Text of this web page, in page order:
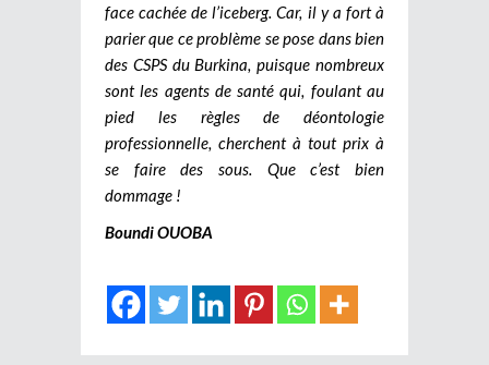
face cachée de l’iceberg. Car, il y a fort à
parier que ce problème se pose dans bien
des CSPS du Burkina, puisque nombreux
sont les agents de santé qui, foulant au
pied les règles de déontologie
professionnelle, cherchent à tout prix à
se faire des sous. Que c’est bien
dommage !
Boundi OUOBA